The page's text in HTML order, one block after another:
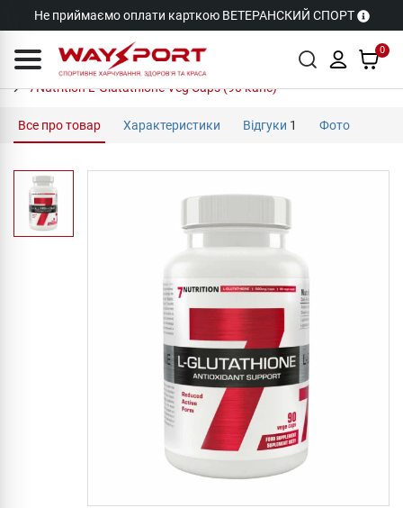
Не приймаємо оплати карткою ВЕТЕРАНСКИЙ СПОРТ
0
7Nutrition L-Glutathione Veg Caps (90 капс)
Все про товар Характеристики Відгуки 1 Фото